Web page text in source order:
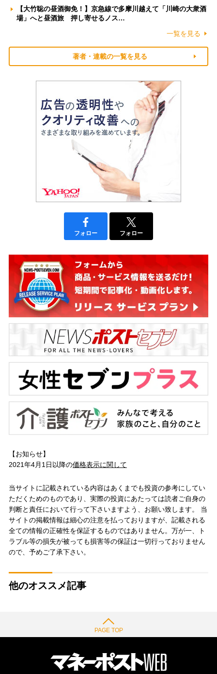
【大竹聡の昼酒御免！】京急線で多摩川越えて「川崎の大衆酒
場」へと昼酒旅 押し寄せるノス…
一覧を見る
著者・連載の一覧を見る
フォロー フォロー
【お知らせ】
2021年4月1日以降の価格表示に関して
当サイトに記載されている内容はあくまでも投資の参考にしてい
ただくためのものであり、実際の投資にあたっては読者ご自身の
判断と責任において行って下さいますよう、お願い致します。 当
サイトの掲載情報は細心の注意を払っておりますが、記載される
全ての情報の正確性を保証するものではありません。万が一、ト
ラブル等の損失が被っても損害等の保証は一切行っておりません
ので、予めご了承下さい。
他のオススメ記事
PAGE TOP